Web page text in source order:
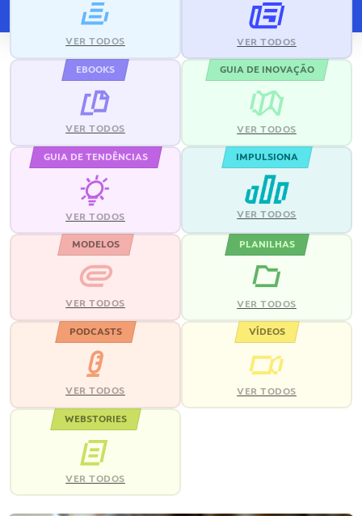
VER TODOS VER TODOS
EBOOKS
VER TODOS
GUIA DE INOVAÇÃO
VER TODOS
GUIA DE TENDÊNCIAS
VER TODOS
IMPULSIONA
VER TODOS
MODELOS
VER TODOS
PLANILHAS
VER TODOS
PODCASTS
VER TODOS
VÍDEOS
VER TODOS
WEBSTORIES
VER TODOS